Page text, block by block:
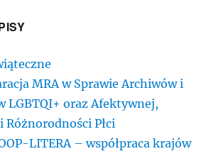
MRA w Sprawie Archiwów i
LGBTQI+ oraz Afektywnej,
Różnorodności Płci
LITERA – współpraca krajów